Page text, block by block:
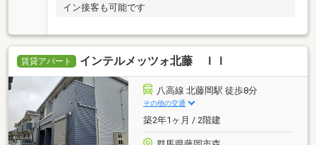
イン接客も可能です
賃貸アパート インテルメッツォ北藤 ＩＩ
八高線 北藤岡駅 徒歩8分
その他の交通
築2年1ヶ月 / 2階建